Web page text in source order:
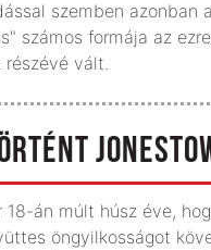
szemben azonban
számos formája az
vált.
18-án múlt húsz éve,
öngyilkosságot